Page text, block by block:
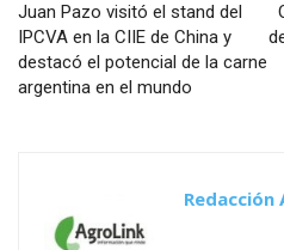
Juan Pazo visitó el stand del
IPCVA en la CIIE de China y
destacó el potencial de la carne
argentina en el mundo
Redacción